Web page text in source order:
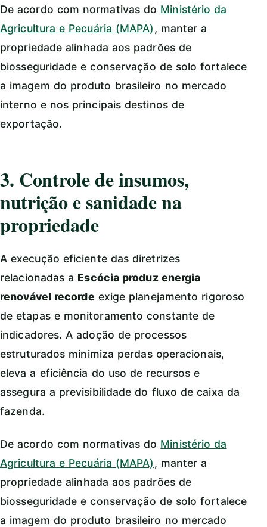
De acordo com normativas do Ministério da
Agricultura e Pecuária (MAPA), manter a
propriedade alinhada aos padrões de
biosseguridade e conservação de solo fortalece
a imagem do produto brasileiro no mercado
interno e nos principais destinos de
exportação.
3. Controle de insumos,
nutrição e sanidade na
propriedade
A execução eficiente das diretrizes
relacionadas a Escócia produz energia
renovável recorde exige planejamento rigoroso
de etapas e monitoramento constante de
indicadores. A adoção de processos
estruturados minimiza perdas operacionais,
eleva a eficiência do uso de recursos e
assegura a previsibilidade do fluxo de caixa da
fazenda.
De acordo com normativas do Ministério da
Agricultura e Pecuária (MAPA), manter a
propriedade alinhada aos padrões de
biosseguridade e conservação de solo fortalece
a imagem do produto brasileiro no mercado